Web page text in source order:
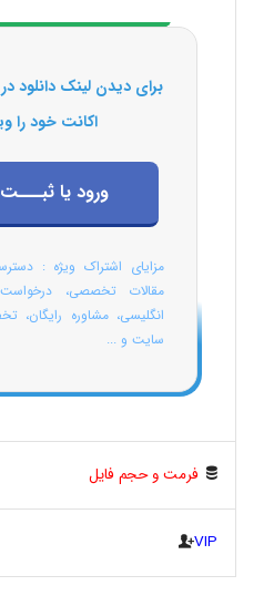
برای دیدن لینک دانلود
اکانت خود را
ورود یا
مزایای اشتراک ویژه :
مقالات تخصصی،
انگلیسی، مشاوره رایگان،
سایت و ...
فرمت و حجم فایل
VIP